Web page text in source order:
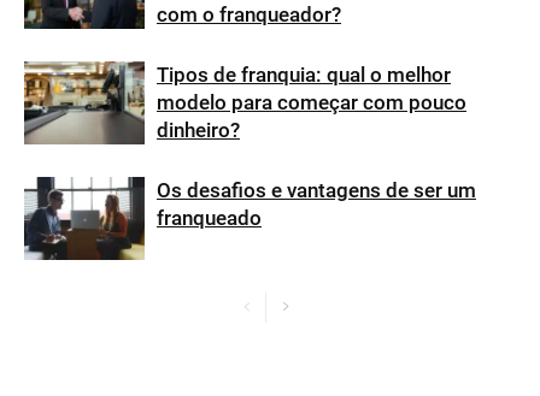
com o franqueador?
Tipos de franquia: qual o melhor
modelo para começar com pouco
dinheiro?
Os desafios e vantagens de ser um
franqueado